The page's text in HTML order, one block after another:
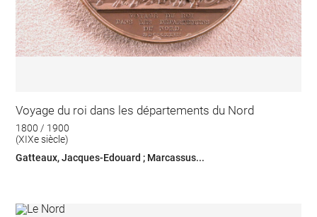
Voyage du roi dans les départements du Nord
1800 / 1900
(XIXe siècle)
Gatteaux, Jacques-Edouard ; Marcassus...